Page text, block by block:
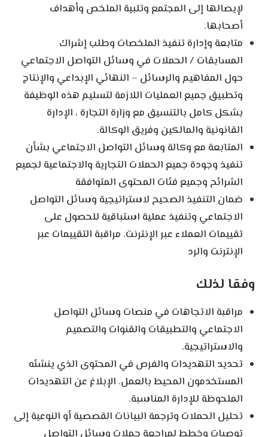
لإيصالها إلى المجتمع وتلبية الملخص وأهداف
أصحابها.
متابعة وإدارة تنفيذ الملخصات وطلب إشراك
المسابقات / الحملات في وسائل التواصل الاجتماعي
حول المفاهيم والرسائل – النهائي الإبداعي والإنتاج
وتطبيق جميع العمليات اللازمة لتسليم هذه الوظيفة
بشكل كامل بالتنسيق مع وزارة التجارة ، الإدارة
القانونية والمالكين وفريق الوكالة.
المتابعة مع وكالة وسائل التواصل الاجتماعي بشأن
تنفيذ وجودة جميع الحملات التجارية والاجتماعية لجميع
الشرائح وجميع فئات المحتوى المتوافقة
ضمان التنفيذ الصحيح لاستراتيجية وسائل التواصل
الاجتماعي وتنفيذ عملية استباقية للحصول على
تقييمات العملاء عبر الإنترنت. مراقبة التقييمات عبر
الإنترنت والرد
وفقا لذلك
مراقبة الاتجاهات في منصات وسائل التواصل
الاجتماعي والتطبيقات والقنوات والتصميم
والاستراتيجية.
تحديد التهديدات والفرص في المحتوى الذي ينشئه
المستخدمون المحيط بالعمل. الإبلاغ عن التهديدات
الملحوظة للإدارة المناسبة.
تحليل الحملات وترجمة البيانات القصصية أو النوعية إلى
توصيات وخطط لمراجعة حملات وسائل التواصل